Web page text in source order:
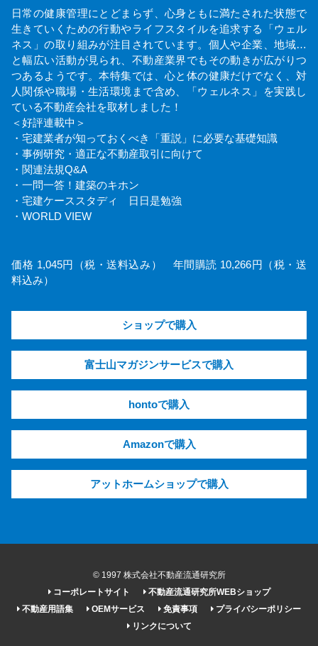
日常の健康管理にとどまらず、心身ともに満たされた状態で
生きていくための行動やライフスタイルを追求する「ウェル
ネス」の取り組みが注目されています。個人や企業、地域…
と幅広い活動が見られ、不動産業界でもその動きが広がりつ
つあるようです。本特集では、心と体の健康だけでなく、対
人関係や職場・生活環境まで含め、「ウェルネス」を実践し
ている不動産会社を取材しました！
＜好評連載中＞
・宅建業者が知っておくべき「重説」に必要な基礎知識
・事例研究・適正な不動産取引に向けて
・関連法規Q&A
・一問一答！建築のキホン
・宅建ケーススタディ 日日是勉強
・WORLD VIEW
価格 1,045円（税・送料込み） 年間購読 10,266円（税・送
料込み）
ショップで購入
富士山マガジンサービスで購入
hontoで購入
Amazonで購入
アットホームショップで購入
© 1997 株式会社不動産流通研究所
コーポレートサイト
不動産流通研究所WEBショップ
不動産用語集
OEMサービス 免責事項
プライバシーポリシー
リンクについて